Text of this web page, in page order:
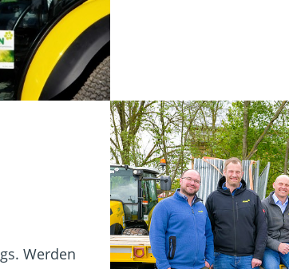
Werden